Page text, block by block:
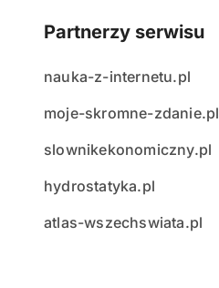
Partnerzy serwisu
nauka-z-internetu.pl
moje-skromne-zdanie.pl
slownikekonomiczny.pl
hydrostatyka.pl
atlas-wszechswiata.pl